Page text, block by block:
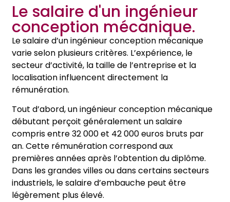
Le salaire d'un ingénieur
conception mécanique.
Le salaire d’un ingénieur conception mécanique
varie selon plusieurs critères. L’expérience, le
secteur d’activité, la taille de l’entreprise et la
localisation influencent directement la
rémunération.
Tout d’abord, un ingénieur conception mécanique
débutant perçoit généralement un salaire
compris entre 32 000 et 42 000 euros bruts par
an. Cette rémunération correspond aux
premières années après l’obtention du diplôme.
Dans les grandes villes ou dans certains secteurs
industriels, le salaire d’embauche peut être
légèrement plus élevé.